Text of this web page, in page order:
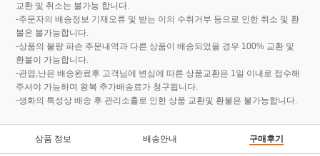
교환 및 취소는 불가능 합니다.
-주문자의 배송정보 기재오류 및 받는 이의 수취거부 등으로 인한 취소 및 환
불은 불가능합니다.
-상품의 불량 파손 주문내역과 다른 상품이 배송되었을 경우 100% 교환 및
환불이 가능합니다.
-관엽,난은 배송완료후 고객님에 변심에 따른 상품교환은 1일 이내로 접수해
주셔야 가능하며 왕복 추가배송료가 청구됩니다.
-생화의 특성상 배송 후 관리소홀로 인한 상품 교환및 환불은 불가능합니다.
상품 정보 배송안내 구매후기